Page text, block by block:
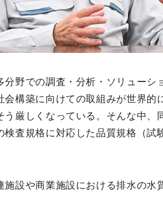
分野での調査・分析・ソリューシ
会構築に向けての取組みが世界的
う厳しくなっている。そんな中、
検査規格に対応した品質規格（試
設や商業施設における排水の水